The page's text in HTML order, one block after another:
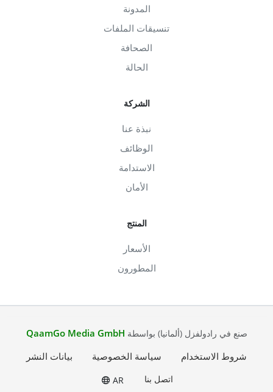
المدونة
تنسيقات الملفات
الصحافة
الحالة
الشركة
نبذة عنا
الوظائف
الاستدامة
الأمان
المنتج
الأسعار
المطورون
صنع في رادولفزل (ألمانيا) بواسطة QaamGo Media GmbH
شروط الاستخدام
سياسة الخصوصية بيانات النشر
اتصل بنا AR